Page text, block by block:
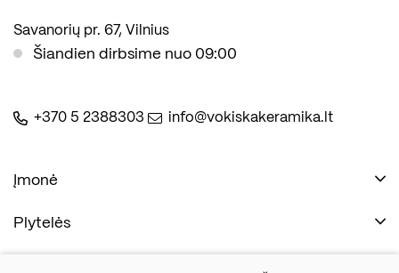
Savanorių pr. 67, Vilnius
Šiandien dirbsime nuo 09:00
+370 5 2388303 info@vokiskakeramika.lt
Įmonė
Plytelės
Naudinga